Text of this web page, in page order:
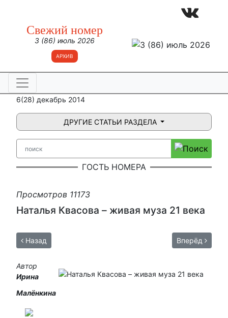
Свежий номер
3 (86) июль 2026
АРХИВ
6(28) декабрь 2014
ДРУГИЕ СТАТЬИ РАЗДЕЛА
ГОСТЬ НОМЕРА
Просмотров 11173
Наталья Квасова – живая муза 21 века
Назад Вперёд
Автор
Ирина
Малёнкина